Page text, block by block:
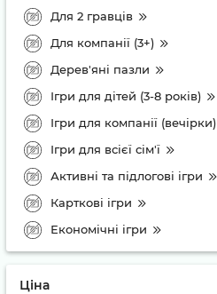
Для 2 гравців
Для компанії (3+)
Дерев'яні пазли
Ігри для дітей (3-8 років)
Ігри для компанії (вечірки)
Ігри для всієї сім'ї
Активні та підлогові ігри
Карткові ігри
Економічні ігри
Ціна